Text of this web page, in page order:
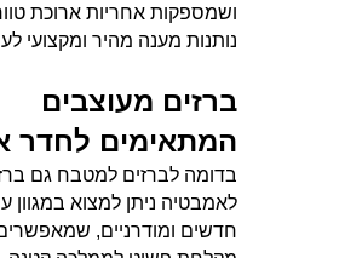
ושמספקות אחריות ארוכת
נותנות מענה מהיר ומקצועי
ברזים מעוצבים
המתאימים לחדר
בדומה לברזים למטבח גם
לאמבטיה ניתן למצוא במגוון
חדשים ומודרניים,